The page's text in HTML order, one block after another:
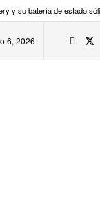
y su batería de estado
6, 2026